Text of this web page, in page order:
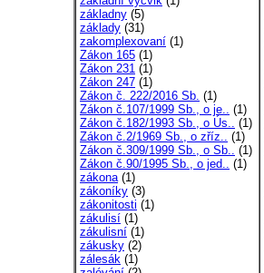
základny (5)
základy (31)
zakomplexovaní (1)
Zákon 165 (1)
Zákon 231 (1)
Zákon 247 (1)
Zákon č. 222/2016 Sb. (1)
Zákon č.107/1999 Sb., o je.. (1)
Zákon č.182/1993 Sb., o Ús.. (1)
Zákon č.2/1969 Sb., o zříz.. (1)
Zákon č.309/1999 Sb., o Sb.. (1)
Zákon č.90/1995 Sb., o jed.. (1)
zákona(1)
zákoníky (3)
zákonitosti (1)
zákulisí (1)
zákulisní (1)
zákusky (2)
zálesák (1)